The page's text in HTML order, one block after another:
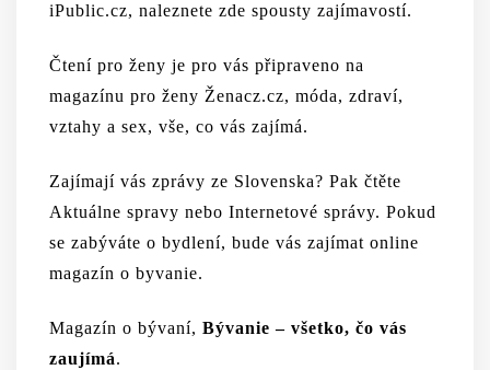
iPublic.cz, naleznete zde spousty zajímavostí.
Čtení pro ženy je pro vás připraveno na
magazínu pro ženy Ženacz.cz, móda, zdraví,
vztahy a sex, vše, co vás zajímá.
Zajímají vás zprávy ze Slovenska? Pak čtěte
Aktuálne spravy nebo Internetové správy. Pokud
se zabýváte o bydlení, bude vás zajímat online
magazín o byvanie.
Magazín o bývaní, Bývanie – všetko, čo vás
zaujímá.